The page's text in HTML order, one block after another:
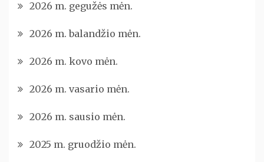
2026 m. gegužės mėn.
2026 m. balandžio mėn.
2026 m. kovo mėn.
2026 m. vasario mėn.
2026 m. sausio mėn.
2025 m. gruodžio mėn.